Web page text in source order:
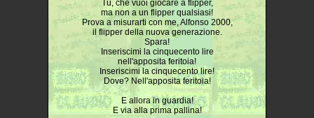
Tu, che vuoi giocare a flipper,
ma non a un flipper qualsiasi!
Prova a misurarti con me, Alfonso 2000,
il flipper della nuova generazione.
Spara!
Inseriscimi la cinquecento lire
nell'apposita feritoia!
Inseriscimi la cinquecento lire!
Dove? Nell'apposita feritoia!
E allora in guardia!
E via alla prima pallina!